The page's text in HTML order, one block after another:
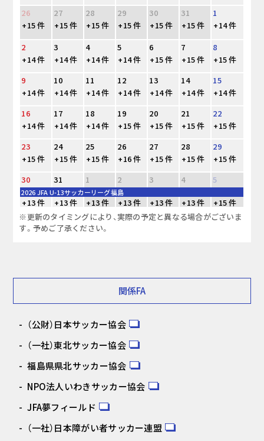
26
27 28 29 30 31
1
+15 件
+15 件 +15 件 +15 件 +15 件 +15 件
+14 件
2
3 4 5 6 7
8
+14 件
+14 件 +14 件 +14 件 +15 件 +15 件
+15 件
9
10 11 12 13 14
15
+14 件
+14 件 +14 件 +14 件 +14 件 +14 件
+14 件
16
17 18 19 20 21
22
+14 件
+14 件 +14 件 +15 件 +15 件 +15 件
+15 件
23
24 25 26 27 28
29
+15 件
+15 件 +15 件 +16 件 +15 件 +15 件
+15 件
30
31 1 2 3 4 5
2026 JFA U-13サッカーリーグ福島
+13 件 +13 件 +13 件 +13 件 +13 件 +13 件
+15 件
※更新のタイミングにより、実際の予定と異なる場合がございま
す。予めご了承ください。
関係FA
（公財）日本サッカー協会
（一社）東北サッカー協会
福島県県北サッカー協会
NPO法人いわきサッカー協会
JFA夢フィールド
（一社）日本障がい者サッカー連盟